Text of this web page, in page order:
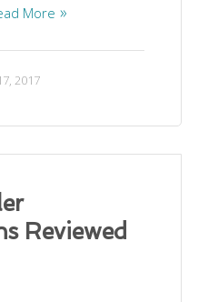
More
2017
Reviewed